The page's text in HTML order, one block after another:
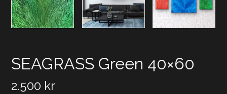
SEAGRASS Green 40×60
2.500 kr